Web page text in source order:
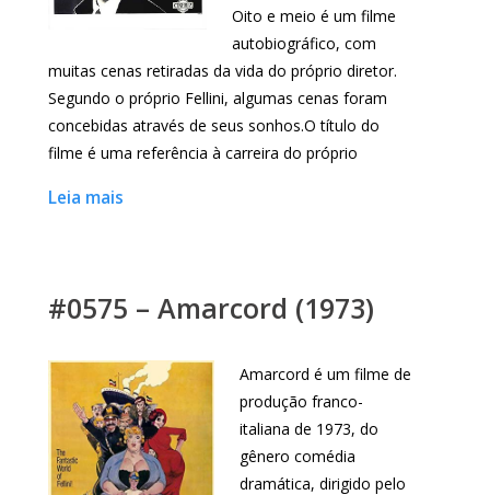
Oito e meio é um filme
autobiográfico, com
muitas cenas retiradas da vida do próprio diretor.
Segundo o próprio Fellini, algumas cenas foram
concebidas através de seus sonhos.O título do
filme é uma referência à carreira do próprio
Leia mais
#0575 – Amarcord (1973)
Amarcord é um filme de
produção franco-
italiana de 1973, do
gênero comédia
dramática, dirigido pelo